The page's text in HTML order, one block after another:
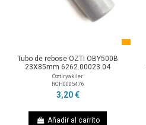
Tubo de rebose OZTI OBY500B
23X85mm 6262.00023.04
Öztiryakiler
RCH0005476
3,20 €
Añadir al carrito